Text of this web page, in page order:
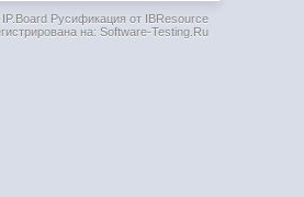
Русификация от IBResource
на: Software-Testing.Ru